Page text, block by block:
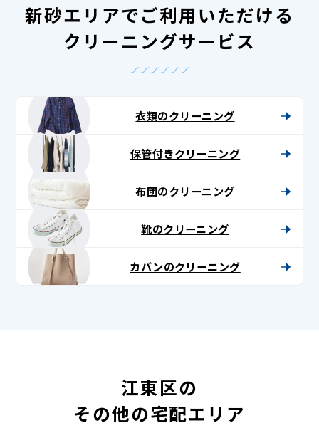
新砂エリアでご利用いただける
クリーニングサービス
衣類のクリーニング
保管付きクリーニング
布団のクリーニング
靴のクリーニング
カバンのクリーニング
江東区の
その他の宅配エリア